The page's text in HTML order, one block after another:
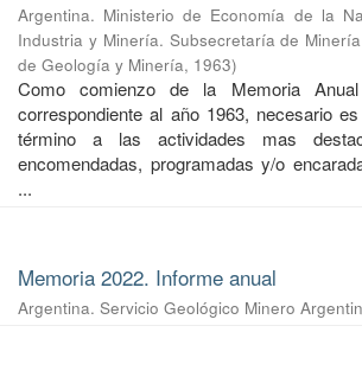
Argentina. Ministerio de Economía de la
Industria y Minería. Subsecretaría de Minería
de Geología y Minería, 1963)
Como comienzo de la Memoria
correspondiente al año 1963, necesario
término a las actividades mas
encomendadas, programadas y/o
...
Memoria 2022. Informe anual
Argentina. Servicio Geológico Minero